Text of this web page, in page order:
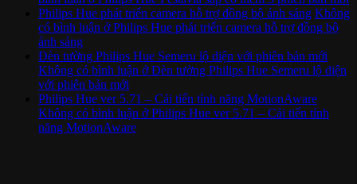
Philips Hue phát triển camera hỗ trợ đồng bộ ánh sáng Không
có bình luận ở Philips Hue phát triển camera hỗ trợ đồng bộ
ánh sáng
Đèn tường Philips Hue Semeru lộ diện với phiên bản mới
Không có bình luận ở Đèn tường Philips Hue Semeru lộ diện
với phiên bản mới
Philips Hue ver 5.71 – Cải tiến tính năng MotionAware
Không có bình luận ở Philips Hue ver 5.71 – Cải tiến tính
năng MotionAware